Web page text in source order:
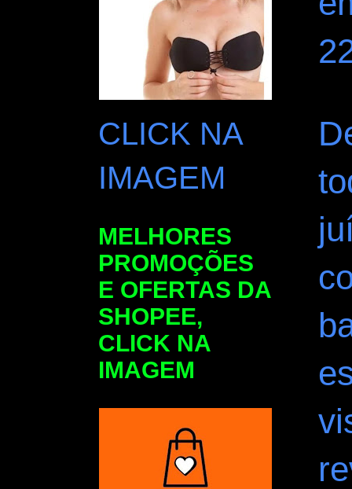
CLICK NA
IMAGEM
MELHORES
PROMOÇÕES
E OFERTAS DA
SHOPEE,
CLICK NA
IMAGEM